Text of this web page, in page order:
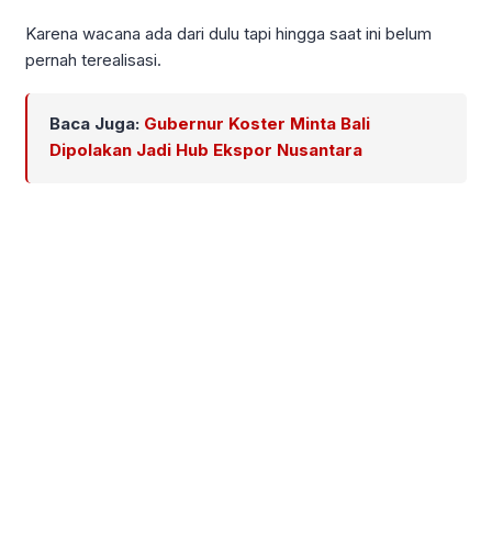
Karena wacana ada dari dulu tapi hingga saat ini belum
pernah terealisasi.
Baca Juga: Gubernur Koster Minta Bali
Dipolakan Jadi Hub Ekspor Nusantara